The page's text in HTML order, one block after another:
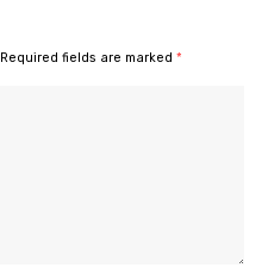
Required fields are marked *